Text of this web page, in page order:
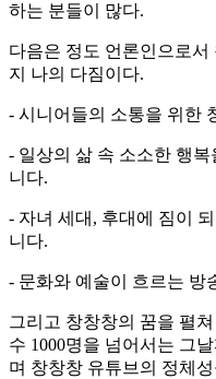
하는 분들이 많다.
다음은 정도 언론인으로
지 나의 다짐이다.
- 시니어들의 소통을 위한
- 일상의 삶 속 소소한 행
니다.
- 자녀 세대, 후대에 짐이
니다.
- 문화와 예술이 흐르는 방
그리고 창창창의 꿈을 펼
수 1000명을 넘어서는 그
며 창창창 유튜브의 정체